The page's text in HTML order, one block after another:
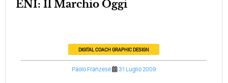
ENI: Il Marchio Oggi
DIGITAL COACHGRAPHIC DESIGN
Paolo Franzese 31 Luglio 2009